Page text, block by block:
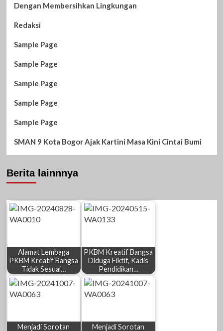
Dengan Membersihkan Lingkungan
Redaksi
Sample Page
Sample Page
Sample Page
Sample Page
Sample Page
SMAN 9 Kota Bogor Ajak Kartini Masa Kini Cintai Bumi
Berita lainnnya
Alamat Lembaga
PKBM Kreatif Bangsa
Tidak Sesuai…
PKBM Kreatif Bangsa
Diduga Fiktif, Kadis
Pendidikan…
Menjadi Sorotan Menjadi Sorotan